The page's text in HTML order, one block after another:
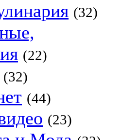
(32)
(22)
(32)
(44)
(23)